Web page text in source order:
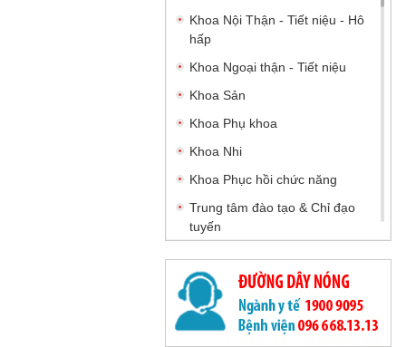
Khoa Nội Thận - Tiết niệu - Hô
hấp
Khoa Ngoại thận - Tiết niệu
Khoa Sản
Khoa Phụ khoa
Khoa Nhi
Khoa Phục hồi chức năng
Trung tâm đào tạo & Chỉ đạo
tuyến
Khoa Nội tiết
Khoa Tâm thần kinh - cơ xương
khớp